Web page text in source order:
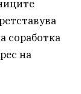
соработка
на